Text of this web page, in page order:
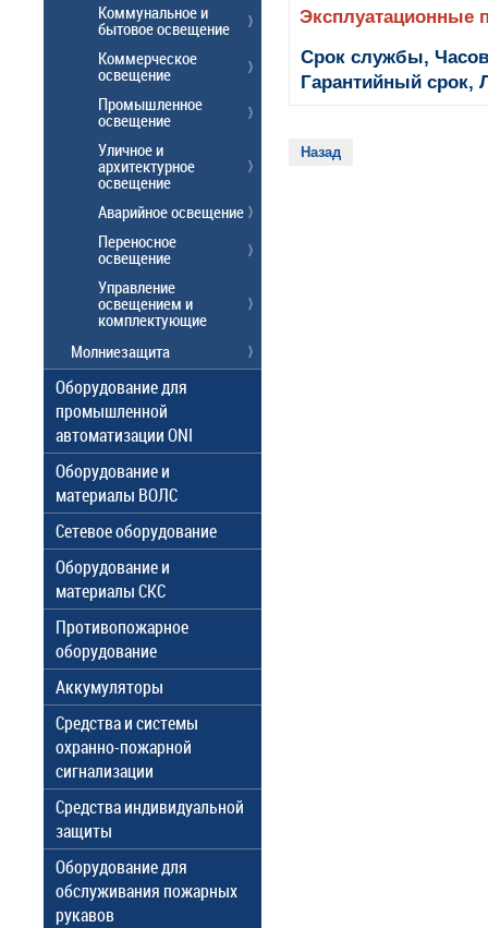
Эксплуатационные
Срок службы,
Гарантийный срок,
Назад
Коммунальное и
бытовое освещение
Коммерческое
освещение
Промышленное
освещение
Уличное и
архитектурное
освещение
Аварийное освещение
Переносное
освещение
Управление
освещением и
комплектующие
Молниезащита
Оборудование для
промышленной
автоматизации ONI
Оборудование и
материалы ВОЛС
Сетевое оборудование
Оборудование и
материалы СКС
Противопожарное
оборудование
Аккумуляторы
Средства и системы
охранно-пожарной
сигнализации
Средства индивидуальной
защиты
Оборудование для
обслуживания пожарных
рукавов